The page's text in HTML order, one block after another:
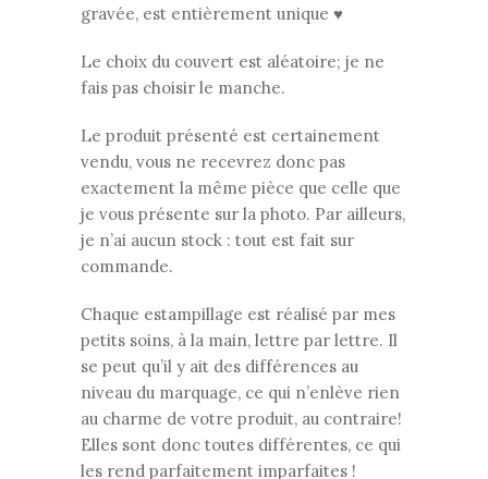
gravée, est entièrement unique ♥
Le choix du couvert est aléatoire; je ne
fais pas choisir le manche.
Le produit présenté est certainement
vendu, vous ne recevrez donc pas
exactement la même pièce que celle que
je vous présente sur la photo. Par ailleurs,
je n’ai aucun stock : tout est fait sur
commande.
Chaque estampillage est réalisé par mes
petits soins, à la main, lettre par lettre. Il
se peut qu’il y ait des différences au
niveau du marquage, ce qui n’enlève rien
au charme de votre produit, au contraire!
Elles sont donc toutes différentes, ce qui
les rend parfaitement imparfaites !